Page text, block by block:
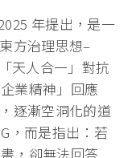
年提出，是一
方治理思想–
天人合一」對抗
業精神」回應
逐漸空洞化的道
，而是指出：若
，卻無法回答